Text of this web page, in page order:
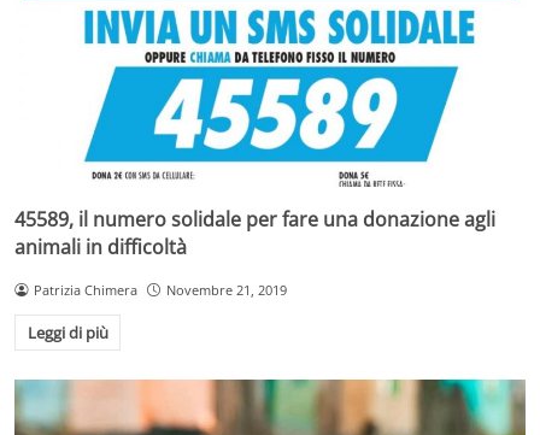
45589, il numero solidale per fare una donazione agli
animali in difficoltà
Patrizia Chimera Novembre 21, 2019
Leggi di più